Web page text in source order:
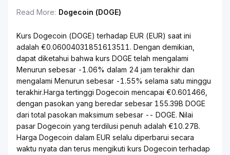
Read More: Dogecoin (DOGE)
Kurs Dogecoin (DOGE) terhadap EUR (EUR) saat ini
adalah €0.06004031851613511. Dengan demikian,
dapat diketahui bahwa kurs DOGE telah mengalami
Menurun sebesar -1.06% dalam 24 jam terakhir dan
mengalami Menurun sebesar -1.55% selama satu minggu
terakhir.Harga tertinggi Dogecoin mencapai €0.601466,
dengan pasokan yang beredar sebesar 155.39B DOGE
dari total pasokan maksimum sebesar -- DOGE. Nilai
pasar Dogecoin yang terdilusi penuh adalah €10.27B.
Harga Dogecoin dalam EUR selalu diperbarui secara
waktu nyata dan terus mengikuti kurs Dogecoin terhadap